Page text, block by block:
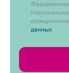
данных